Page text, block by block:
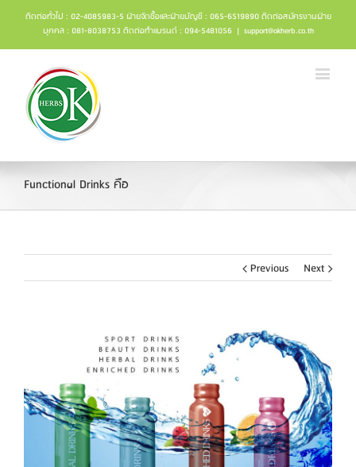
ติดต่อทั่วไป : 02-4085983-5 ฝ่ายจัดซื้อและฝ่ายบัญชี : 065-6519890 ติดต่อสมัครงานฝ่าย
บุคคล : 081-8038753 ติดต่อทำแบรนด์ : 094-5481056 | support@okherb.co.th
Functional Drinks คือ
Previous Next